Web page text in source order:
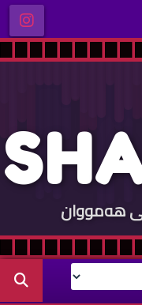
SHA
هه‌مووان